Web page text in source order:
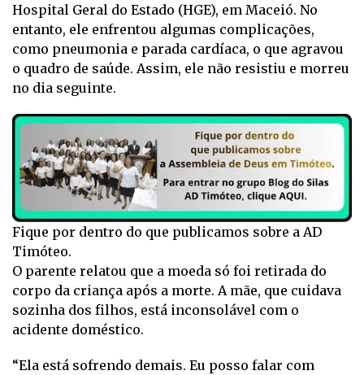
Hospital Geral do Estado (HGE), em Maceió. No
entanto, ele enfrentou algumas complicações,
como pneumonia e parada cardíaca, o que agravou
o quadro de saúde. Assim, ele não resistiu e morreu
no dia seguinte.
Fique por dentro do que publicamos sobre a AD
Timóteo.
O parente relatou que a moeda só foi retirada do
corpo da criança após a morte. A mãe, que cuidava
sozinha dos filhos, está inconsolável com o
acidente doméstico.
“Ela está sofrendo demais. Eu posso falar com